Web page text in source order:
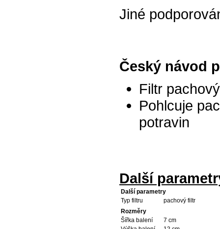
Jiné
Český návod
Filtr
Pohlcuje
potravin
Další
Další parametry
Typ filtru
pachový filtr
Rozměry
Šířka balení
7 cm